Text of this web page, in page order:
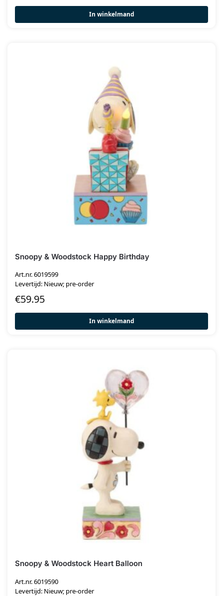
In winkelmand
Snoopy & Woodstock Happy Birthday
Art.nr. 6019599
Levertijd: Nieuw; pre-order
€59.95
In winkelmand
Snoopy & Woodstock Heart Balloon
Art.nr. 6019590
Levertijd: Nieuw; pre-order